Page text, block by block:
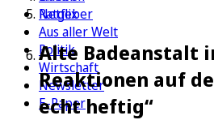
Ratgeber
Aus aller Welt
Politik
Wirtschaft
Newsletter
E-Paper
Netflix
Alte Badeanstalt
Reaktionen auf
echt heftig“